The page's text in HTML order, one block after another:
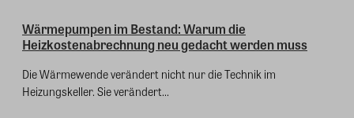
Wärmepumpen im Bestand: Warum die
Heizkostenabrechnung neu gedacht werden muss
Die Wärmewende verändert nicht nur die Technik im
Heizungskeller. Sie verändert...